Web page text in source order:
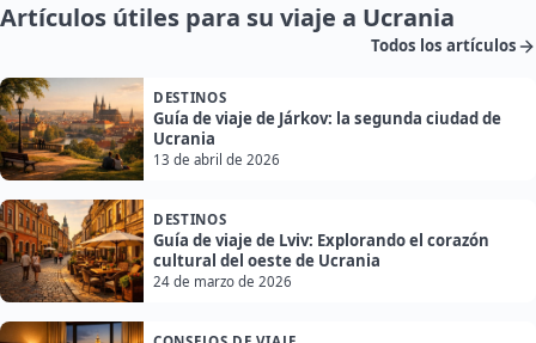
Artículos útiles para su viaje a Ucrania
Todos los artículos
DESTINOS
Guía de viaje de Járkov: la segunda ciudad de
Ucrania
13 de abril de 2026
DESTINOS
Guía de viaje de Lviv: Explorando el corazón
cultural del oeste de Ucrania
24 de marzo de 2026